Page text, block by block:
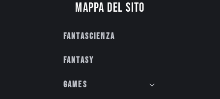
Mappa del sito
Fantascienza
Fantasy
Games